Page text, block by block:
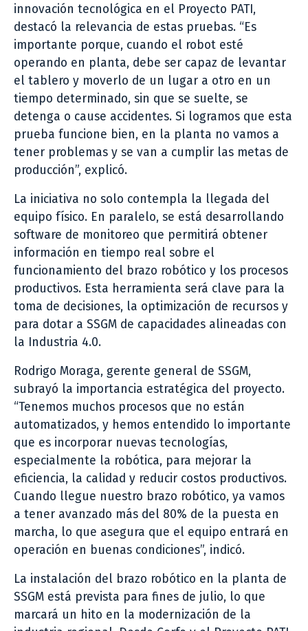
innovación tecnológica en el Proyecto PATI,
destacó la relevancia de estas pruebas. “Es
importante porque, cuando el robot esté
operando en planta, debe ser capaz de levantar
el tablero y moverlo de un lugar a otro en un
tiempo determinado, sin que se suelte, se
detenga o cause accidentes. Si logramos que esta
prueba funcione bien, en la planta no vamos a
tener problemas y se van a cumplir las metas de
producción”, explicó.
La iniciativa no solo contempla la llegada del
equipo físico. En paralelo, se está desarrollando
software de monitoreo que permitirá obtener
información en tiempo real sobre el
funcionamiento del brazo robótico y los procesos
productivos. Esta herramienta será clave para la
toma de decisiones, la optimización de recursos y
para dotar a SSGM de capacidades alineadas con
la Industria 4.0.
Rodrigo Moraga, gerente general de SSGM,
subrayó la importancia estratégica del proyecto.
“Tenemos muchos procesos que no están
automatizados, y hemos entendido lo importante
que es incorporar nuevas tecnologías,
especialmente la robótica, para mejorar la
eficiencia, la calidad y reducir costos productivos.
Cuando llegue nuestro brazo robótico, ya vamos
a tener avanzado más del 80% de la puesta en
marcha, lo que asegura que el equipo entrará en
operación en buenas condiciones”, indicó.
La instalación del brazo robótico en la planta de
SSGM está prevista para fines de julio, lo que
marcará un hito en la modernización de la